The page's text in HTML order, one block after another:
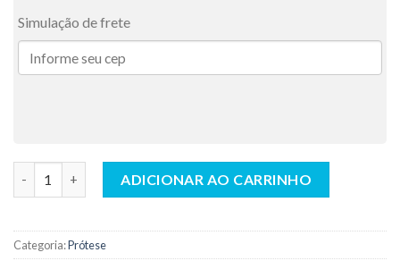
Simulação de frete
ADICIONAR AO CARRINHO
Categoria:Prótese